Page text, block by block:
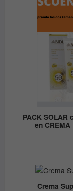
PACK SOLAR
en
Crema